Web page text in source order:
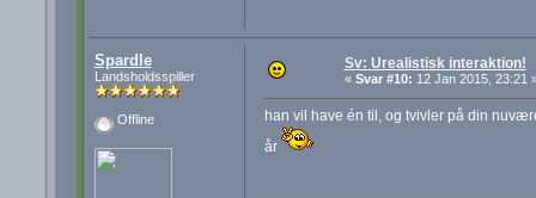
Spardle
Landsholdsspiller
Offline
Sv: Urealistisk interaktion!
« Svar #10: 12 Jan 2015, 23:21
han vil have én til, og tvivler på din
år